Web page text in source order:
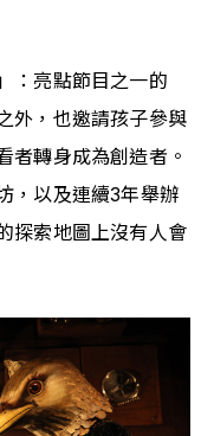
：亮點節目之一的
外，也邀請孩子參與
者轉身成為創造者。
，以及連續3年舉辦
探索地圖上沒有人會